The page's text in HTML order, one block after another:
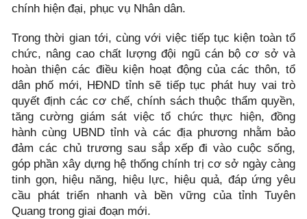
chính hiện đại, phục vụ Nhân dân.
Trong thời gian tới, cùng với việc tiếp tục kiện toàn tổ
chức, nâng cao chất lượng đội ngũ cán bộ cơ sở và
hoàn thiện các điều kiện hoạt động của các thôn, tổ
dân phố mới, HĐND tỉnh sẽ tiếp tục phát huy vai trò
quyết định các cơ chế, chính sách thuộc thẩm quyền,
tăng cường giám sát việc tổ chức thực hiện, đồng
hành cùng UBND tỉnh và các địa phương nhằm bảo
đảm các chủ trương sau sắp xếp đi vào cuộc sống,
góp phần xây dựng hệ thống chính trị cơ sở ngày càng
tinh gọn, hiệu năng, hiệu lực, hiệu quả, đáp ứng yêu
cầu phát triển nhanh và bền vững của tỉnh Tuyên
Quang trong giai đoạn mới.